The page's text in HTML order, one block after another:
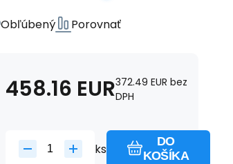
Obľúbený Porovnať
458.16 EUR372.49 EUR bez
DPH
ks
DO
KOŠÍKA